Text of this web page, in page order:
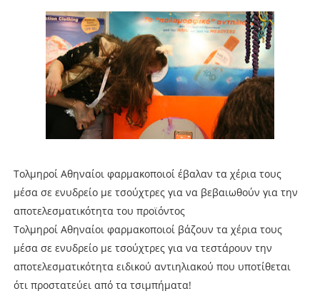
Τολμηροί Αθηναίοι φαρμακοποιοί έβαλαν τα χέρια τους
μέσα σε ενυδρείο με τσούχτρες για να βεβαιωθούν για την
αποτελεσματικότητα του προϊόντος
Τολμηροί Αθηναίοι φαρμακοποιοί βάζουν τα χέρια τους
μέσα σε ενυδρείο με τσούχτρες για να τεστάρουν την
αποτελεσματικότητα ειδικού αντιηλιακού που υποτίθεται
ότι προστατεύει από τα τσιμπήματα!